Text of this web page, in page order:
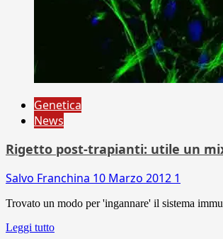
Genetica
News
Rigetto post-trapianti: utile un
Salvo Franchina 10 Marzo 2012 1
Trovato un modo per 'ingannare' il sistema
Leggi tutto